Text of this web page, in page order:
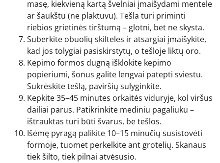
masę, kiekvieną kartą švelniai įmaišydami mentele
ar šaukštu (ne plaktuvu). Tešla turi priminti
riebios grietinės tirštumą – glotni, bet ne skysta.
Suberkite obuolių skilteles ir atsargiai įmaišykite,
kad jos tolygiai pasiskirstytų, o tešloje liktų oro.
Kepimo formos dugną išklokite kepimo
popieriumi, šonus galite lengvai patepti sviestu.
Sukrėskite tešlą, paviršių sulyginkite.
Kepkite 35–45 minutes orkaitės viduryje, kol viršus
dailiai parus. Patikrinkite mediniu pagaliuku –
ištrauktas turi būti švarus, be tešlos.
Išėmę pyragą palikite 10–15 minučių susistovėti
formoje, tuomet perkelkite ant grotelių. Skanaus
tiek šilto, tiek pilnai atvėsusio.